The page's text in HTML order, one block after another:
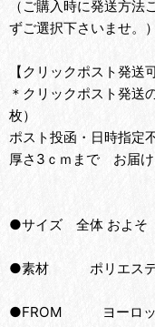
（ご購入時に発送方
ずご選択下さいませ。）
【クリックポスト発送
＊クリックポスト発送
枚）
ポスト投函・日時指定
厚さ3ｃｍまで お届け
●サイズ 全体 お
●素材 ポリエステ
●FROM ヨーロ